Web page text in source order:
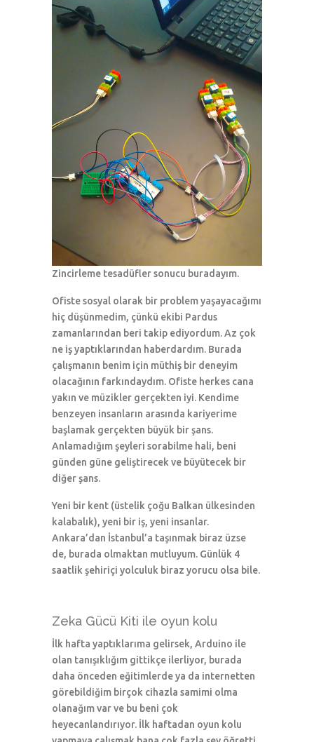
Zincirleme tesadüfler sonucu buradayım.
Ofiste sosyal olarak bir problem yaşayacağımı
hiç düşünmedim, çünkü ekibi Pardus
zamanlarından beri takip ediyordum. Az çok
ne iş yaptıklarından haberdardım. Burada
çalışmanın benim için müthiş bir deneyim
olacağının farkındaydım. Ofiste herkes cana
yakın ve müzikler gerçekten iyi. Kendime
benzeyen insanların arasında kariyerime
başlamak gerçekten büyük bir şans.
Anlamadığım şeyleri sorabilme hali, beni
günden güne geliştirecek ve büyütecek bir
diğer şans.
Yeni bir kent (üstelik çoğu Balkan ülkesinden
kalabalık), yeni bir iş, yeni insanlar.
Ankara’dan İstanbul’a taşınmak biraz üzse
de, burada olmaktan mutluyum. Günlük 4
saatlik şehiriçi yolculuk biraz yorucu olsa bile.
Zeka Gücü Kiti ile oyun kolu
İlk hafta yaptıklarıma gelirsek, Arduino ile
olan tanışıklığım gittikçe ilerliyor, burada
daha önceden eğitimlerde ya da internetten
görebildiğim birçok cihazla samimi olma
olanağım var ve bu beni çok
heyecanlandırıyor. İlk haftadan oyun kolu